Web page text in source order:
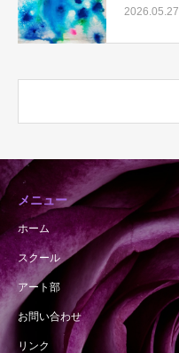
2026.05.27
メニュー
ホーム
スクール
アート部
お問い合わせ
リンク